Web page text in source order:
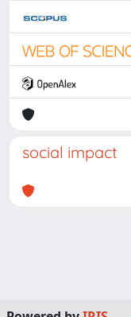
social impact